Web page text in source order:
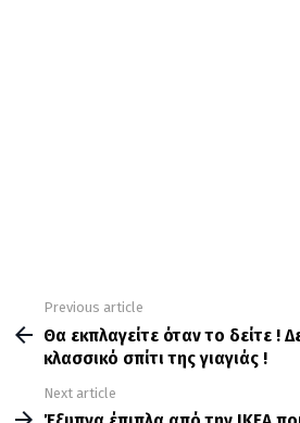
more
Previous article
Θα εκπλαγείτε όταν το δείτε !
κλασσικό σπίτι της γιαγιάς !
Next article